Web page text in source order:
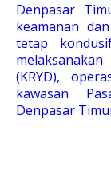
Denpasar
keamanan
tetap
(KRYD),
kawasan
Denpasar